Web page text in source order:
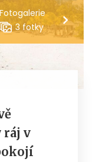
Fotogalerie
3 fotky
ráj v